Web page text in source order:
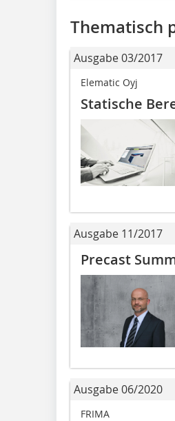
Thematisch
Ausgabe 03/2017
Elematic Oyj
Statische
Ausgabe 11/2017
Precast
Ausgabe 06/2020
FRIMA